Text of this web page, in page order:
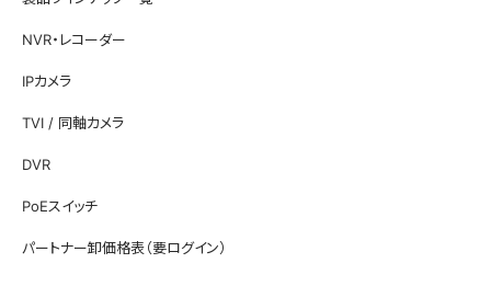
NVR・レコーダー
IPカメラ
TVI / 同軸カメラ
DVR
PoEスイッチ
パートナー卸価格表（要ログイン）